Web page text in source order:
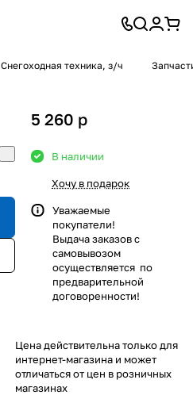
Снегоходная техника, з/ч
5 260 p
В наличии
Хочу в подарок
Уважаемые
покупатели!
Выдача заказов с
самовывозом
осуществляется по
предварительной
договоренности!
Цена действительна только для
интернет-магазина и может
отличаться от цен в розничных
магазинах